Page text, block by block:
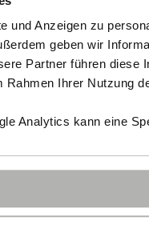
und Anzeigen zu
geben wir
Partner führen
Rahmen Ihrer Nutzung
Analytics kann eine